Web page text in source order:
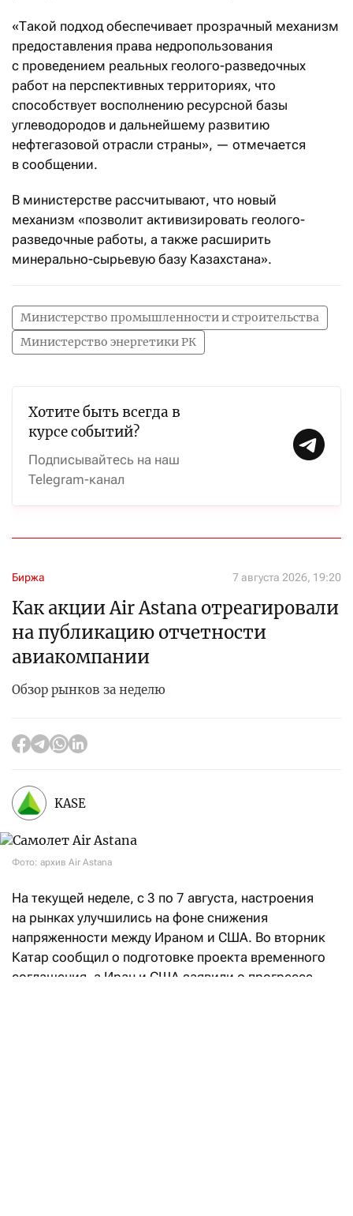
«Такой подход обеспечивает прозрачный механизм
предоставления права недропользования
с проведением реальных геолого-разведочных
работ на перспективных территориях, что
способствует восполнению ресурсной базы
углеводородов и дальнейшему развитию
нефтегазовой отрасли страны», — отмечается
в сообщении.
В министерстве рассчитывают, что новый
механизм «позволит активизировать геолого-
разведочные работы, а также расширить
минерально-сырьевую базу Казахстана».
Министерство промышленности и строительства
Министерство энергетики РК
Хотите быть всегда в
курсе событий?
Подписывайтесь на наш
Telegram-канал
Биржа 7 августа 2026, 19:20
Как акции Air Astana отреагировали
на публикацию отчетности
авиакомпании
Обзор рынков за неделю
KASE
Фото: архив Air Astana
На текущей неделе, с 3 по 7 августа, настроения
на рынках улучшились на фоне снижения
напряженности между Ираном и США. Во вторник
Катар сообщил о подготовке проекта временного
соглашения, а Иран и США заявили о прогрессе